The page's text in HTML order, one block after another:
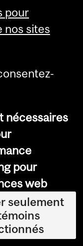
en gestion -
commerce de
pour
nos sites
nécessaires
pour
web
seulement